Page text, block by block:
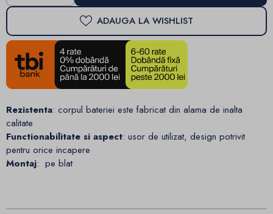
ADAUGA LA WISHLIST
Rezistenta: corpul bateriei este fabricat din alama de inalta
calitate
Functionabilitate si aspect: usor de utilizat, design potrivit
pentru orice incapere
Montaj: pe blat